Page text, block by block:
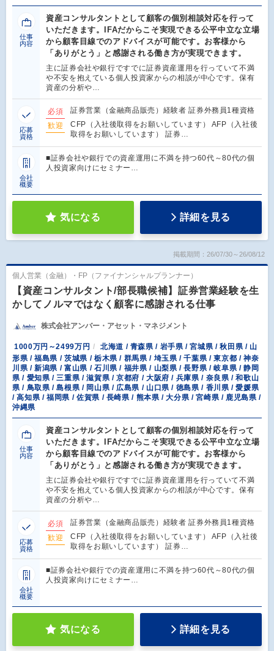
仕事
内容
資産コンサルタントとして顧客の個別相談対応を行って
いただきます。IFAだからこそ実現できる公平中立な立場
から顧客目線でのアドバイスが可能です。お客様から
「ありがとう」と感謝される働き方が実現できます。
主に証券会社や銀行ですでに証券資産運用を行っていて不満
や不安を抱えている個人投資家からの相談が中心です。保有
資産の分析や…
応募
資格
必須
証券営業（金融商品販売）経験者 証券外務員1種資格
歓迎
CFP（入社後取得をお願いしています） AFP（入社後
取得をお願いしています） 証券…
会社
概要
■証券会社や銀行での資産運用に不満を持つ60代～80代の個
人投資家向けにセミナー…
気になる 詳細を見る
掲載期間：26/07/30～26/08/12
個人営業（金融）・FP（ファイナンシャルプランナー）
【資産コンサルタント/部長職候補】証券営業経験を生
かしてノルマではなく顧客に感謝される仕事
株式会社アンバー・アセット・マネジメント
1000万円～2499万円
北海道 / 青森県 / 岩手県 / 宮城県 / 秋田県 / 山
形県 / 福島県 / 茨城県 / 栃木県 / 群馬県 / 埼玉県 / 千葉県 / 東京都 / 神奈
川県 / 新潟県 / 富山県 / 石川県 / 福井県 / 山梨県 / 長野県 / 岐阜県 / 静岡
県 / 愛知県 / 三重県 / 滋賀県 / 京都府 / 大阪府 / 兵庫県 / 奈良県 / 和歌山
県 / 鳥取県 / 島根県 / 岡山県 / 広島県 / 山口県 / 徳島県 / 香川県 / 愛媛県
/ 高知県 / 福岡県 / 佐賀県 / 長崎県 / 熊本県 / 大分県 / 宮崎県 / 鹿児島県 /
沖縄県
仕事
内容
資産コンサルタントとして顧客の個別相談対応を行って
いただきます。IFAだからこそ実現できる公平中立な立場
から顧客目線でのアドバイスが可能です。お客様から
「ありがとう」と感謝される働き方が実現できます。
主に証券会社や銀行ですでに証券資産運用を行っていて不満
や不安を抱えている個人投資家からの相談が中心です。保有
資産の分析や…
応募
資格
必須
証券営業（金融商品販売）経験者 証券外務員1種資格
歓迎
CFP（入社後取得をお願いしています） AFP（入社後
取得をお願いしています） 証券…
会社
概要
■証券会社や銀行での資産運用に不満を持つ60代～80代の個
人投資家向けにセミナー…
気になる 詳細を見る